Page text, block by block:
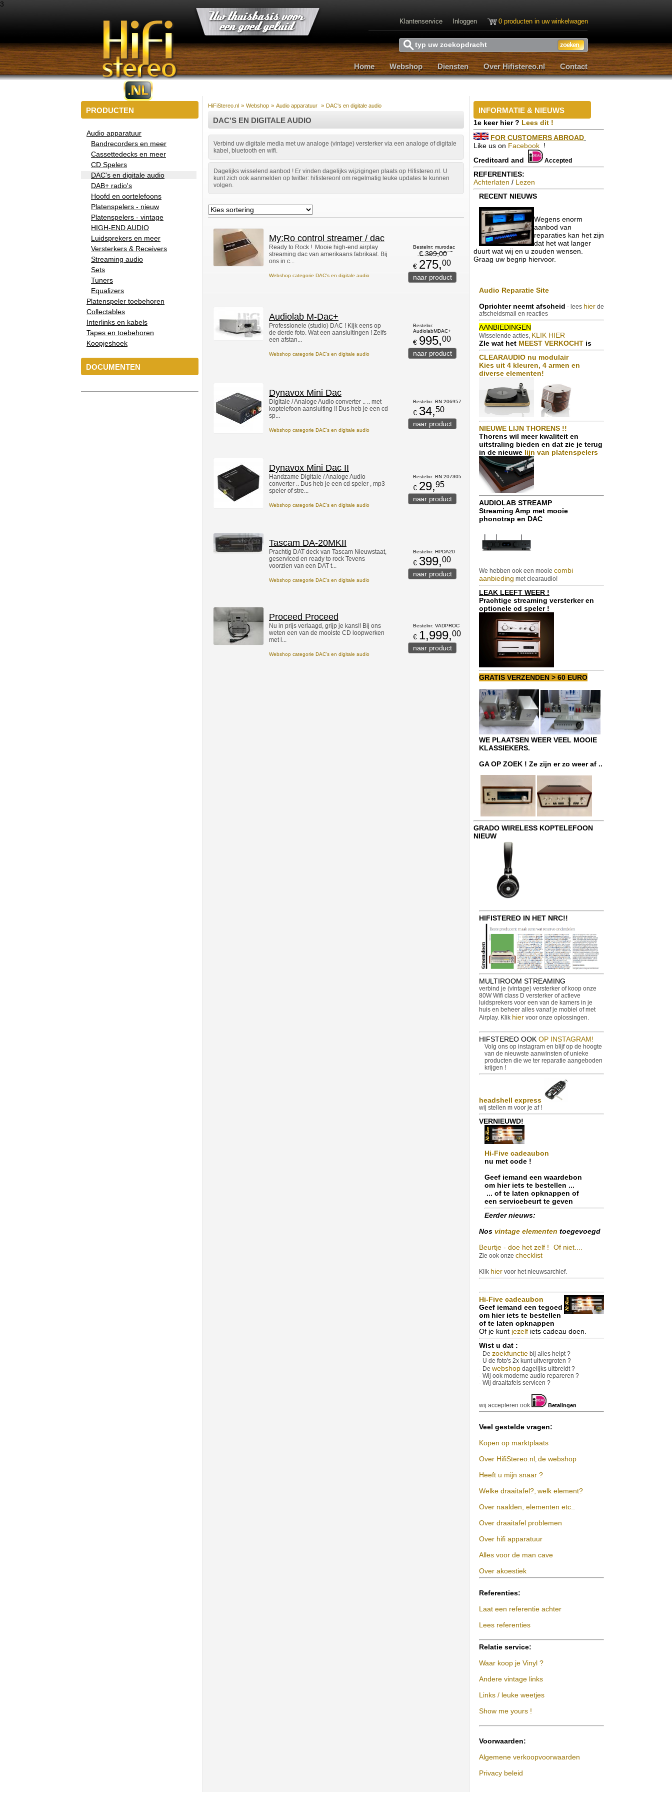
3
Klantenservice Inloggen 0 producten in uw winkelwagen
Home Webshop Diensten Over Hifistereo.nl Contact
Home Webshop Diensten Over Hifistereo.nl Contact
PRODUCTEN
Audio apparatuur
Bandrecorders en meer
Cassettedecks en meer
CD Spelers
DAC's en digitale audio
DAB+ radio's
Hoofd en oortelefoons
Platenspelers - nieuw
Platenspelers - vintage
HIGH-END AUDIO
Luidsprekers en meer
Versterkers & Receivers
Streaming audio
Sets
Tuners
Equalizers
Platenspeler toebehoren
Collectables
Interlinks en kabels
Tapes en toebehoren
Koopjeshoek
DOCUMENTEN
HiFiStereo.nl » Webshop » Audio apparatuur » DAC's en digitale audio
DAC'S EN DIGITALE AUDIO
Verbind uw digitale media met uw analoge (vintage) versterker via een analoge of digitale
kabel, bluetooth en wifi.
Dagelijks wisselend aanbod ! Er vinden dagelijks wijzigingen plaats op Hifistereo.nl. U
kunt zich ook aanmelden op twitter: hifistereonl om regelmatig leuke updates te kunnen
volgen.
My:Ro control streamer / dac
Ready to Rock ! Mooie high-end airplay
streaming dac van amerikaans fabrikaat. Bij
ons in c...
Webshop categorie DAC's en digitale audio
Bestelnr: murodac
€399,00
€ 275,00
Audiolab M-Dac+
Professionele (studio) DAC ! Kijk eens op
de derde foto. Wat een aansluitingen ! Zelfs
een afstan...
Webshop categorie DAC's en digitale audio
Bestelnr:
AudiolabMDAC+
€ 995,00
Dynavox Mini Dac
Digitale / Analoge Audio converter .. .. met
koptelefoon aansluiting !! Dus heb je een cd
sp...
Webshop categorie DAC's en digitale audio
Bestelnr: BN 206957
€ 34,50
Dynavox Mini Dac II
Handzame Digitale / Analoge Audio
converter .. Dus heb je een cd speler , mp3
speler of stre...
Webshop categorie DAC's en digitale audio
Bestelnr: BN 207305
€ 29,95
Tascam DA-20MKII
Prachtig DAT deck van Tascam Nieuwstaat,
geserviced en ready to rock Tevens
voorzien van een DAT t...
Webshop categorie DAC's en digitale audio
Bestelnr: HPDA20
€ 399,00
Proceed Proceed
Nu in prijs verlaagd, grijp je kans!! Bij ons
weten een van de mooiste CD loopwerken
met l...
Webshop categorie DAC's en digitale audio
Bestelnr: VADPROC
€ 1,999,00
INFORMATIE & NIEUWS
1e keer hier ? Lees dit !
FOR CUSTOMERS ABROAD
Like us on Facebook !
Creditcard and
Accepted
REFERENTIES:
Achterlaten / Lezen
RECENT NIEUWS
Wegens enorm
aanbod van
reparaties kan het zijn
dat het wat langer
duurt wat wij en u zouden wensen.
Graag uw begrip hiervoor.
Audio Reparatie Site
Oprichter neemt afscheid - lees hier de
afscheidsmail en reacties
AANBIEDINGEN
Wisselende acties, KLIK HIER
ZIe wat het MEEST VERKOCHT is
CLEARAUDIO nu modulair
Kies uit 4 kleuren, 4 armen en
diverse elementen!
NIEUWE LIJN THORENS !!
Thorens wil meer kwaliteit en
uitstraling bieden en dat zie je terug
in de nieuwe lijn van platenspelers
AUDIOLAB STREAMP
Streaming Amp met mooie
phonotrap en DAC
We hebben ook een mooie combi
aanbieding met clearaudio!
LEAK LEEFT WEER !
Prachtige streaming versterker en
optionele cd speler !
GRATIS VERZENDEN > 60 EURO
WE PLAATSEN WEER VEEL MOOIE
KLASSIEKERS.
GA OP ZOEK ! Ze zijn er zo weer af ..
GRADO WIRELESS KOPTELEFOON
NIEUW
HIFISTEREO IN HET NRC!!
MULTIROOM STREAMING
verbind je (vintage) versterker of koop onze
80W Wifi class D versterker of actieve
luidsprekers voor een van de kamers in je
huis en beheer alles vanaf je mobiel of met
Airplay. Klik hier voor onze oplossingen.
HIFSTEREO OOK OP INSTAGRAM!
Volg ons op instagram en blijf op de hoogte
van de nieuwste aanwinsten of unieke
producten die we ter reparatie aangeboden
krijgen !
headshell express
wij stellen m voor je af !
VERNIEUWD!
Hi-Five cadeaubon
nu met code !
Geef iemand een waardebon
om hier iets te bestellen ...
... of te laten opknappen of
een servicebeurt te geven
Eerder nieuws:
Nos vintage elementen toegevoegd
Beurtje - doe het zelf !
Of niet....
Zie ook onze checklist
Klik hier voor het nieuwsarchief.
Hi-Five cadeaubon
Geef iemand een tegoed
om hier iets te bestellen
of te laten opknappen
Of je kunt jezelf iets cadeau doen.
Wist u dat :
- De zoekfunctie bij alles helpt ?
- U de foto's 2x kunt uitvergroten ?
- De webshop dagelijks uitbreidt ?
- Wij ook moderne audio repareren ?
- Wij draaitafels servicen ?
wij accepteren ook Betalingen
Veel gestelde vragen:
Kopen op marktplaats
Over HifiStereo.nl, de webshop
Heeft u mijn snaar ?
Welke draaitafel?, welk element?
Over naalden, elementen etc..
Over draaitafel problemen
Over hifi apparatuur
Alles voor de man cave
Over akoestiek
Referenties:
Laat een referentie achter
Lees referenties
Relatie service:
Waar koop je Vinyl ?
Andere vintage links
Links / leuke weetjes
Show me yours !
Voorwaarden:
Algemene verkoopvoorwaarden
Privacy beleid